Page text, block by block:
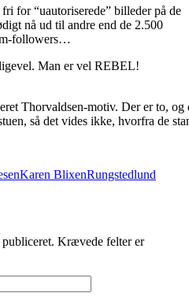
for “uautoriserede” billeder på de
nå ud til andre end de 2.500
followers…
Man er vel REBEL!
Thorvaldsen-motiv. Der er to, og
så det vides ikke, hvorfra de
Karen BlixenRungstedlund
Krævede felter er